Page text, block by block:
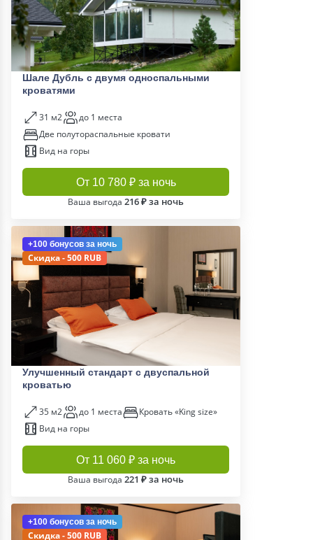
Шале Дубль с двумя односпальными
кроватями
31 м2
до 1 места
Две полутораспальные кровати
Вид на горы
От 10 780 ₽ за ночь
Ваша выгода 216 ₽ за ночь
+100 бонусов за ночь
Скидка - 500 RUB
Улучшенный стандарт с двуспальной
кроватью
35 м2 до 1 места
Кровать «King size»
Вид на горы
От 11 060 ₽ за ночь
Ваша выгода 221 ₽ за ночь
+100 бонусов за ночь
Скидка - 500 RUB